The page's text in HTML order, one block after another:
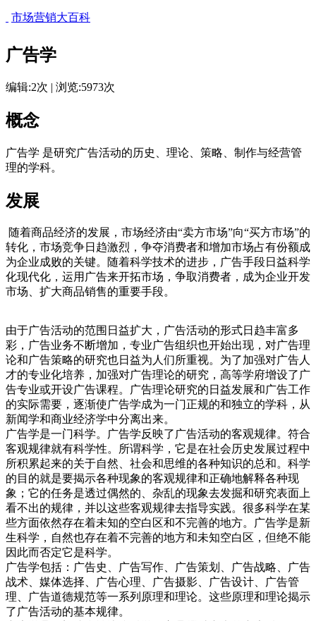
市场营销大百科
广告学
编辑:2次 | 浏览:5973次
概念
广告学 是研究广告活动的历史、理论、策略、制作与经营管
理的学科。
发展
随着商品经济的发展，市场经济由“卖方市场”向“买方市场”的
转化，市场竞争日趋激烈，争夺消费者和增加市场占有份额成
为企业成败的关键。随着科学技术的进步，广告手段日益科学
化现代化，运用广告来开拓市场，争取消费者，成为企业开发
市场、扩大商品销售的重要手段。
由于广告活动的范围日益扩大，广告活动的形式日趋丰富多
彩，广告业务不断增加，专业广告组织也开始出现，对广告理
论和广告策略的研究也日益为人们所重视。为了加强对广告人
才的专业化培养，加强对广告理论的研究，高等学府增设了广
告专业或开设广告课程。广告理论研究的日益发展和广告工作
的实际需要，逐渐使广告学成为一门正规的和独立的学科，从
新闻学和商业经济学中分离出来。
广告学是一门科学。广告学反映了广告活动的客观规律。符合
客观规律就有科学性。所谓科学，它是在社会历史发展过程中
所积累起来的关于自然、社会和思维的各种知识的总和。科学
的目的就是要揭示各种现象的客观规律和正确地解释各种现
象；它的任务是透过偶然的、杂乱的现象去发掘和研究表面上
看不出的规律，并以这些客观规律去指导实践。很多科学在某
些方面依然存在着未知的空白区和不完善的地方。广告学是新
生科学，自然也存在着不完善的地方和未知空白区，但绝不能
因此而否定它是科学。
广告学包括：广告史、广告写作、广告策划、广告战略、广告
战术、媒体选择、广告心理、广告摄影、广告设计、广告管
理、广告道德规范等一系列原理和理论。这些原理和理论揭示
了广告活动的基本规律。